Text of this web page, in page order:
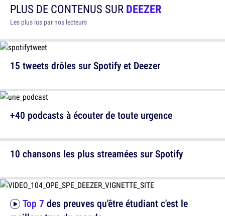
PLUS DE CONTENUS SURDEEZER
Les plus lus par nos lecteurs
15 tweets drôles sur Spotify et Deezer
Top 7 des preuves qu'être étudiant c'est le
+40 podcasts à écouter de toute urgence
10 chansons les plus streamées sur Spotify